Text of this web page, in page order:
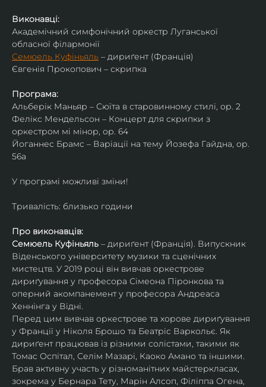
Виконавці:
Академічний симфонічний оркестр Луганської
обласної філармонії
Семюель Куфіньяль – дириґент (Франція)
Євгенія Прокопович – скрипка
Програма:
Альберік Маньяр – Сюїта в старовинному стилі, ор. 2
Фелікс Мендельсон – Концерт для скрипки з
оркестром мі мінор, ор. 64
Йоганнес Брамс – Варіації на тему Йозефа Гайдна, ор.
56a
У програмі можливі зміни!
Тривалість: близько години
Про виконавців:
Семюель Куфіньяль – дириґент (Франція). Випускник
Віденського університету музики та сценічних
мистецтв. У 2019 році він вивчав оркестрове
дириґування у професора Сімеона Піронкова та
оперний акомпанемент у професора Андреаса
Хеннінга у Відні.
Перед цим вивчав оркестрове та хорове дириґування
у Франції у Ніколя Брошо та Беатріс Варкольє. Як
дириґент працював із різними солістами, такими як
Томас Оспітал, Селім Мазарі, Каоко Амано та іншими.
Брав активну участь у різноманітних майстеркласах,
зокрема у Бернара Тету, Марін Алсоп, Філіппа Огена,